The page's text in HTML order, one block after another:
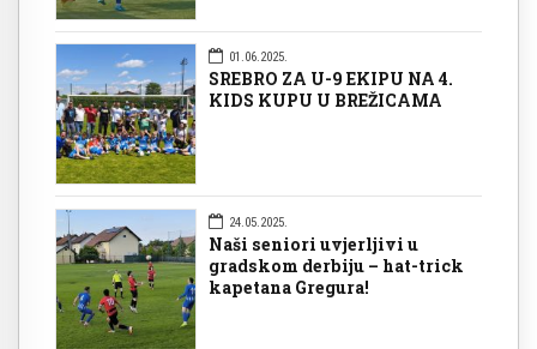
01.06.2025.
SREBRO ZA U-9 EKIPU NA 4.
KIDS KUPU U BREŽICAMA
24.05.2025.
Naši seniori uvjerljivi u
gradskom derbiju – hat-trick
kapetana Gregura!